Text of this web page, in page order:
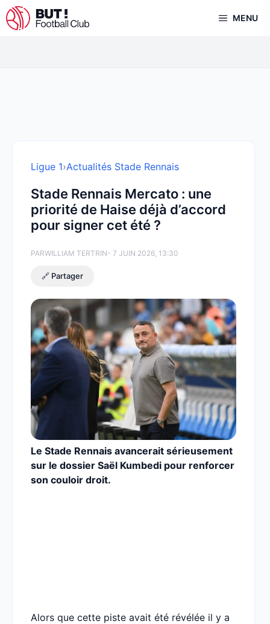
Aller
au
MENU
Ligue 1›Actualités Stade Rennais
Stade Rennais Mercato : une
priorité de Haise déjà d’accord
pour signer cet été ?
PARWILLIAM TERTRIN- 7 JUIN 2026, 13:30
🔗 Partager
Le Stade Rennais avancerait sérieusement
sur le dossier Saël Kumbedi pour renforcer
son couloir droit.
Alors que cette piste avait été révélée il y a